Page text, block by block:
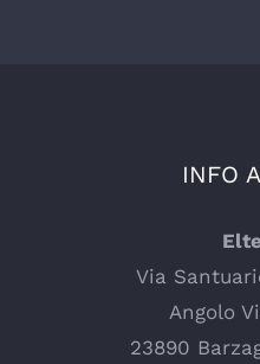
INFO
Via
Angolo
23890